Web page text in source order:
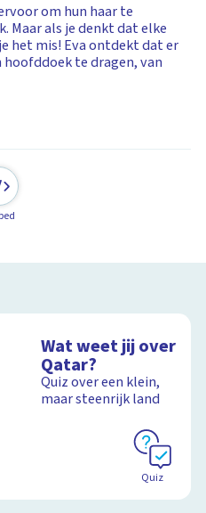
om hun haar te
Maar als je denkt dat elke
het mis! Eva ontdekt dat er
te dragen, van
Wat weet jij over
Qatar?
Quiz over een klein,
maar steenrijk land
Quiz